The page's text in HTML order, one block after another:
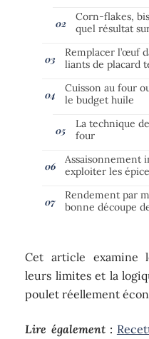
Corn-flakes,
quel résultat
Remplacer l’œuf
liants de placard
Cuisson au four
le budget huile
La technique
four
Assaisonnement
exploiter les
Rendement par
bonne découpe
Cet article examine
leurs limites et la
poulet réellement
Lire également :